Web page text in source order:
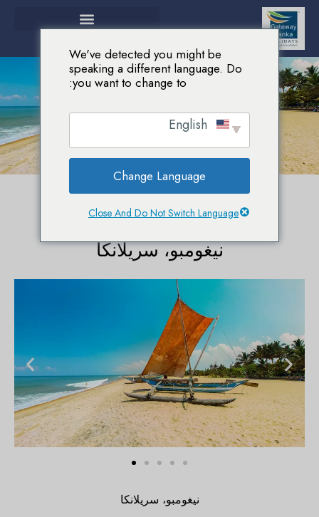
نيغومبو، سريلانكا
نيغومبو، سريلانكا
نيغومبو، سريلانكا
We've detected you might be
speaking a different language. Do
you want to change to:
Change Language
Close And Do Not Switch Language